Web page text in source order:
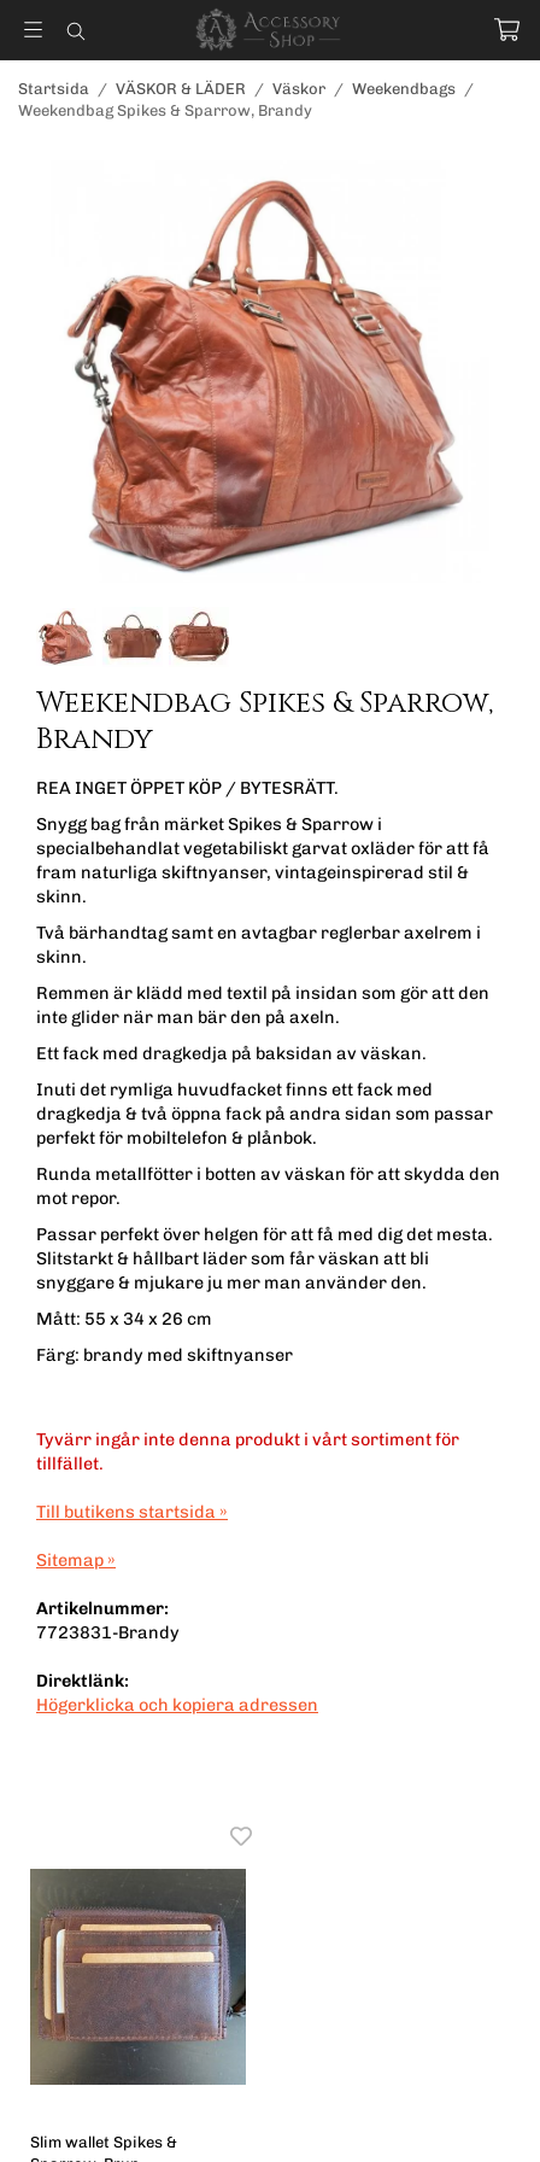
Startsida / VÄSKOR & LÄDER / Väskor / Weekendbags /
Weekendbag Spikes & Sparrow, Brandy
Weekendbag Spikes & Sparrow,
Brandy
REA INGET ÖPPET KÖP / BYTESRÄTT.
Snygg bag från märket Spikes & Sparrow i
specialbehandlat vegetabiliskt garvat oxläder för att få
fram naturliga skiftnyanser, vintageinspirerad stil &
skinn.
Två bärhandtag samt en avtagbar reglerbar axelrem i
skinn.
Remmen är klädd med textil på insidan som gör att den
inte glider när man bär den på axeln.
Ett fack med dragkedja på baksidan av väskan.
Inuti det rymliga huvudfacket finns ett fack med
dragkedja & två öppna fack på andra sidan som passar
perfekt för mobiltelefon & plånbok.
Runda metallfötter i botten av väskan för att skydda den
mot repor.
Passar perfekt över helgen för att få med dig det mesta.
Slitstarkt & hållbart läder som får väskan att bli
snyggare & mjukare ju mer man använder den.
Mått: 55 x 34 x 26 cm
Färg: brandy med skiftnyanser
Tyvärr ingår inte denna produkt i vårt sortiment för
tillfället.
Till butikens startsida »
Sitemap »
Artikelnummer:
7723831-Brandy
Direktlänk:
Högerklicka och kopiera adressen
Slim wallet Spikes &